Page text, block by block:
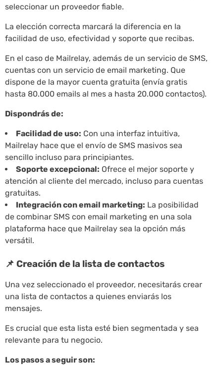
seleccionar un proveedor fiable.
La elección correcta marcará la diferencia en la
facilidad de uso, efectividad y soporte que recibas.
En el caso de Mailrelay, además de un servicio de SMS,
cuentas con un servicio de email marketing. Que
dispone de la mayor cuenta gratuita (envía gratis
hasta 80.000 emails al mes a hasta 20.000 contactos).
Dispondrás de:
Facilidad de uso: Con una interfaz intuitiva,
Mailrelay hace que el envío de SMS masivos sea
sencillo incluso para principiantes.
Soporte excepcional: Ofrece el mejor soporte y
atención al cliente del mercado, incluso para cuentas
gratuitas.
Integración con email marketing: La posibilidad
de combinar SMS con email marketing en una sola
plataforma hace que Mailrelay sea la opción más
versátil.
📌 Creación de la lista de contactos
Una vez seleccionado el proveedor, necesitarás crear
una lista de contactos a quienes enviarás los
mensajes.
Es crucial que esta lista esté bien segmentada y sea
relevante para tu negocio.
Los pasos a seguir son: